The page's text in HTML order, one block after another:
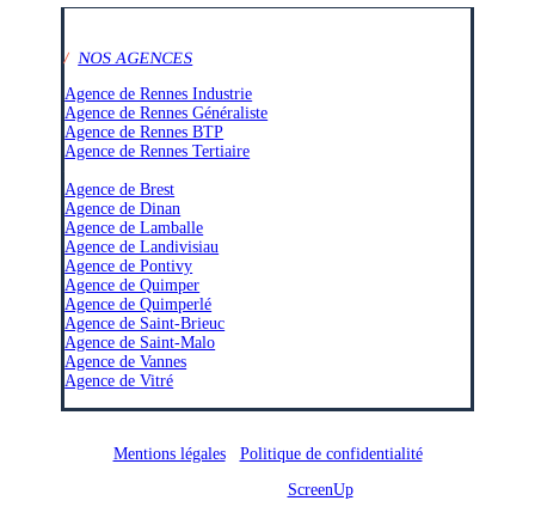
/ NOS AGENCES
Agence de Rennes Industrie
Agence de Rennes Généraliste
Agence de Rennes BTP
Agence de Rennes Tertiaire
Agence de Brest
Agence de Dinan
Agence de Lamballe
Agence de Landivisiau
Agence de Pontivy
Agence de Quimper
Agence de Quimperlé
Agence de Saint-Brieuc
Agence de Saint-Malo
Agence de Vannes
Agence de Vitré
Mentions légales/ Politique de confidentialité
ScreenUp